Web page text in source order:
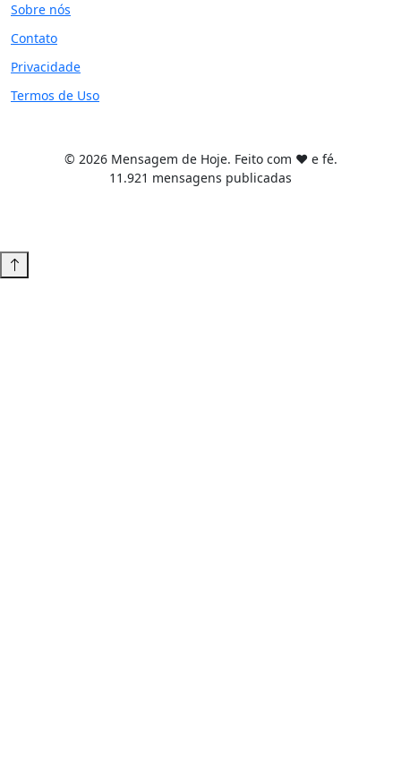
Sobre nós
Contato
Privacidade
Termos de Uso
© 2026 Mensagem de Hoje. Feito com ❤️ e fé.
11.921 mensagens publicadas